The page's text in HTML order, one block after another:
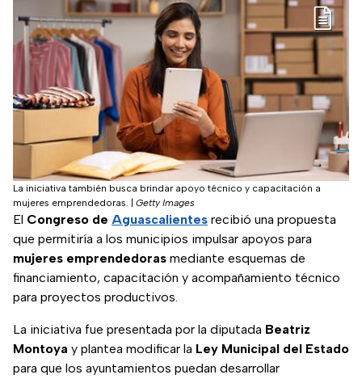
La iniciativa también busca brindar apoyo técnico y capacitación a
mujeres emprendedoras.
Getty Images
El Congreso de Aguascalientes recibió una propuesta
que permitiría a los municipios impulsar apoyos para
mujeres emprendedoras mediante esquemas de
financiamiento, capacitación y acompañamiento técnico
para proyectos productivos.
La iniciativa fue presentada por la diputada Beatriz
Montoya y plantea modificar la Ley Municipal del Estado
para que los ayuntamientos puedan desarrollar